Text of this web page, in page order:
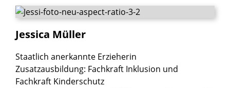
Jessica Müller
Staatlich anerkannte Erzieherin
Zusatzausbildung: Fachkraft Inklusion und
Fachkraft Kinderschutz